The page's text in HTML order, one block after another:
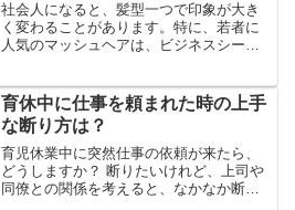
社会人になると、髪型一つで印象が大き
く変わることがあります。特に、若者に
人気のマッシュヘアは、ビジネスシーン
のマッシュヘアの是非や、職場で好印象
を与えるヘアスタイルにつ...
育休中に仕事を頼まれた時の上手
な断り方は？
育児休業中に突然仕事の依頼が来たら、
どうしますか？ 断りたいけれど、上司や
同僚との関係を考えると、なかなか断れ